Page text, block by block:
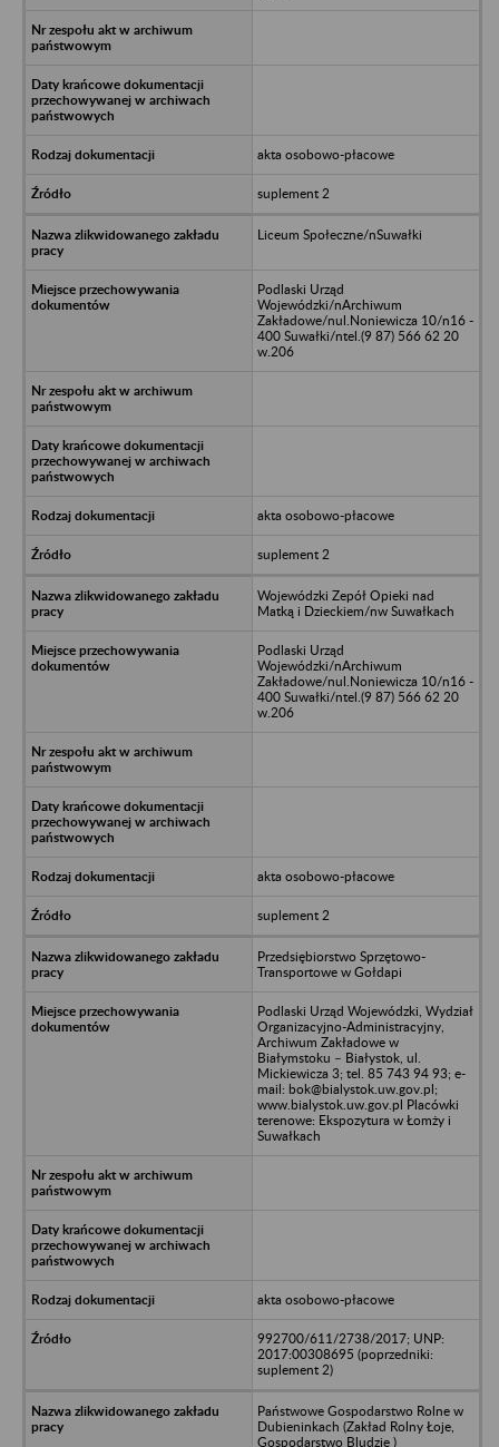
akta osobowo-płacowe
suplement 2
Liceum Społeczne/nSuwałki
Podlaski Urząd
Wojewódzki/nArchiwum
Zakładowe/nul.Noniewicza 10/n16 -
400 Suwałki/ntel.(9 87) 566 62 20
w.206
akta osobowo-płacowe
suplement 2
Wojewódzki Zepół Opieki nad
Matką i Dzieckiem/nw Suwałkach
Podlaski Urząd
Wojewódzki/nArchiwum
Zakładowe/nul.Noniewicza 10/n16 -
400 Suwałki/ntel.(9 87) 566 62 20
w.206
akta osobowo-płacowe
suplement 2
Przedsiębiorstwo Sprzętowo-
Transportowe w Gołdapi
Podlaski Urząd Wojewódzki, Wydział
Organizacyjno-Administracyjny,
Archiwum Zakładowe w
Białymstoku – Białystok, ul.
Mickiewicza 3; tel. 85 743 94 93; e-
mail: bok@bialystok.uw.gov.pl;
www.bialystok.uw.gov.pl Placówki
terenowe: Ekspozytura w Łomży i
Suwałkach
akta osobowo-płacowe
992700/611/2738/2017; UNP:
2017:00308695 (poprzedniki:
suplement 2)
Państwowe Gospodarstwo Rolne w
Dubieninkach (Zakład Rolny Łoje,
Gospodarstwo Bludzie )